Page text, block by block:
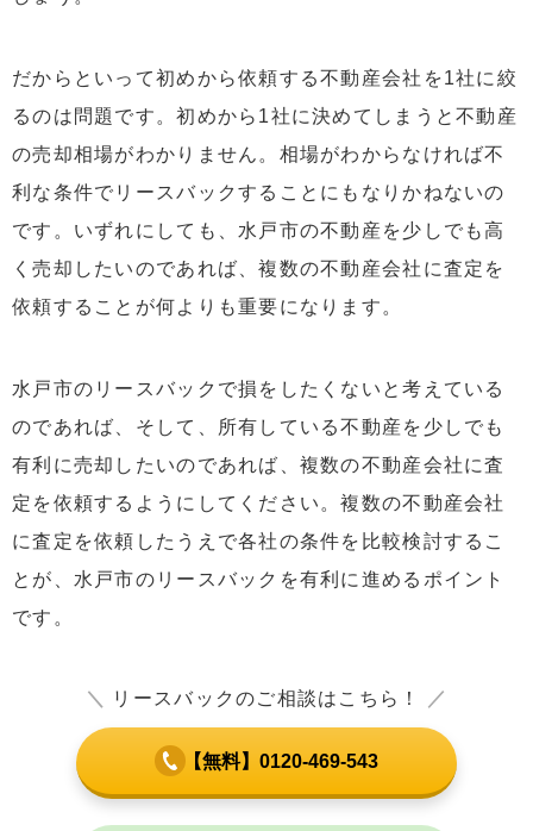
だからといって初めから依頼する不動産会社を1社に絞
るのは問題です。初めから1社に決めてしまうと不動産
の売却相場がわかりません。相場がわからなければ不
利な条件でリースバックすることにもなりかねないの
です。いずれにしても、水戸市の不動産を少しでも高
く売却したいのであれば、複数の不動産会社に査定を
依頼することが何よりも重要になります。
水戸市のリースバックで損をしたくないと考えている
のであれば、そして、所有している不動産を少しでも
有利に売却したいのであれば、複数の不動産会社に査
定を依頼するようにしてください。複数の不動産会社
に査定を依頼したうえで各社の条件を比較検討するこ
とが、水戸市のリースバックを有利に進めるポイント
です。
＼ リースバックのご相談はこちら！ ／
【無料】0120-469-543